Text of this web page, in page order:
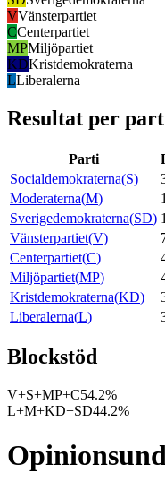
VVänsterpartiet
CCenterpartiet
MPMiljöpartiet
KDKristdemokraterna
LLiberalerna
Resultat per
Parti
Socialdemokraterna(S)
Moderaterna(M)
Sverigedemokraterna(SD)
Vänsterpartiet(V)
Centerpartiet(C)
Miljöpartiet(MP)
Kristdemokraterna(KD)
Liberalerna(L)
Blockstöd
V+S+MP+C54.2%
L+M+KD+SD44.2%